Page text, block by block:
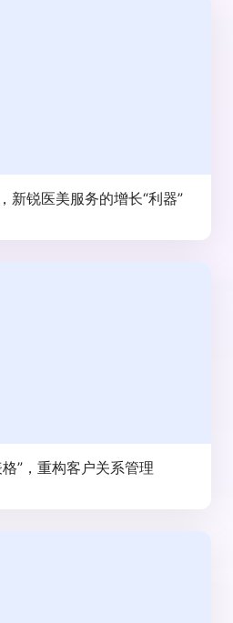
新锐医美服务的增长“利器”
”，重构客户关系管理